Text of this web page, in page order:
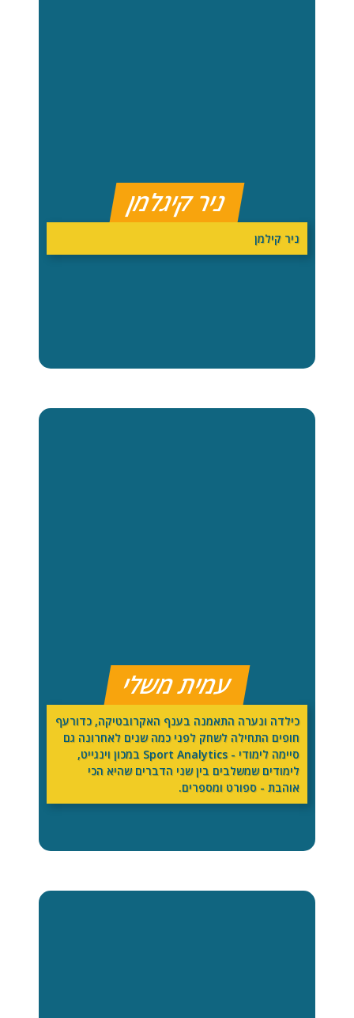
ניר קיגלמן
ניר קילמן
עמית משלי
כילדה ונערה התאמנה בענף האקרובטיקה, כדורעף
חופים התחילה לשחק לפני כמה שנים לאחרונה גם
סיימה לימודי - Sport Analytics במכון וינגייט,
לימודים שמשלבים בין שני הדברים שהיא הכי
אוהבת - ספורט ומספרים.